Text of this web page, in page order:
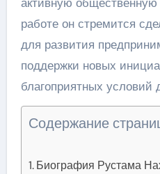
работе он стремится
для развития
поддержки новых
благоприятных условий
Содержание
Биография Рустама